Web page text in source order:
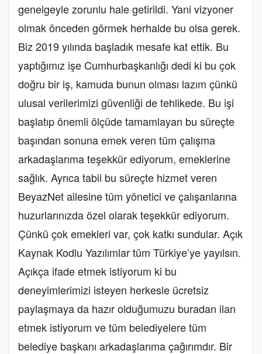
genelgeyle zorunlu hale getirildi. Yani vizyoner
olmak önceden görmek herhalde bu olsa gerek.
Biz 2019 yılında başladık mesafe kat ettik. Bu
yaptığımız işe Cumhurbaşkanlığı dedi ki bu çok
doğru bir iş, kamuda bunun olması lazım çünkü
ulusal verilerimizi güvenliği de tehlikede. Bu işi
başlatıp önemli ölçüde tamamlayan bu süreçte
başından sonuna emek veren tüm çalışma
arkadaşlarıma teşekkür ediyorum, emeklerine
sağlık. Ayrıca tabii bu süreçte hizmet veren
BeyazNet ailesine tüm yönetici ve çalışanlarına
huzurlarınızda özel olarak teşekkür ediyorum.
Çünkü çok emekleri var, çok katkı sundular. Açık
Kaynak Kodlu Yazılımlar tüm Türkiye’ye yayılsın.
Açıkça ifade etmek istiyorum ki bu
deneyimlerimizi isteyen herkesle ücretsiz
paylaşmaya da hazır olduğumuzu buradan ilan
etmek istiyorum ve tüm belediyelere tüm
belediye başkanı arkadaşlarıma çağırımdır. Bir